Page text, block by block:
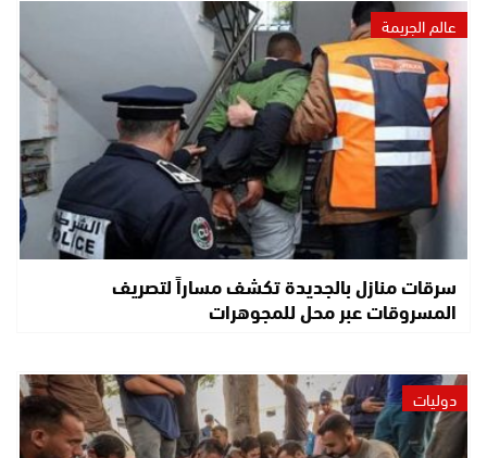
عالم الجريمة
سرقات منازل بالجديدة تكشف مساراً لتصريف
المسروقات عبر محل للمجوهرات
دوليات